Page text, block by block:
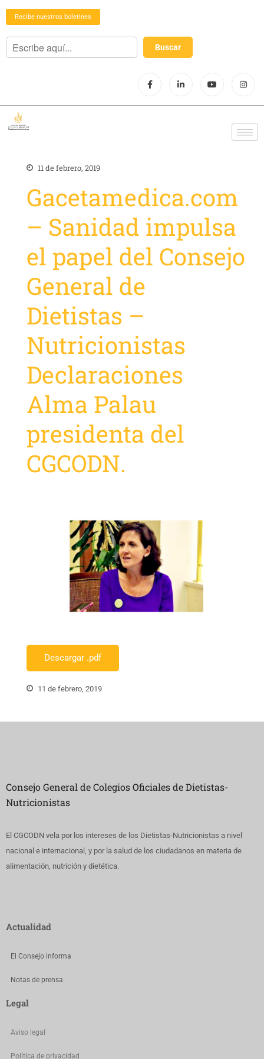
Recibe nuestros boletines
11 de febrero, 2019
Gacetamedica.com
– Sanidad impulsa
el papel del Consejo
General de
Dietistas –
Nutricionistas
Declaraciones
Alma Palau
presidenta del
CGCODN.
Descargar .pdf
11 de febrero, 2019
Consejo General de Colegios Oficiales de Dietistas-
Nutricionistas
El CGCODN vela por los intereses de los Dietistas-Nutricionistas a nivel
nacional e internacional, y por la salud de los ciudadanos en materia de
alimentación, nutrición y dietética.
Actualidad
El Consejo informa
Notas de prensa
Legal
Aviso legal
Política de privacidad